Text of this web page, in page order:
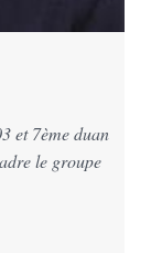
et 7ème duan
le groupe